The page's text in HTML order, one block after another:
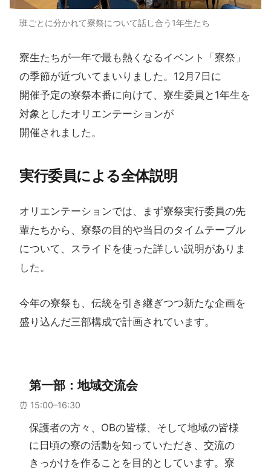
班ごとに分かれて寮祭について話し合う1年生たち
寮生たちが​一年で​最も​熱くなる​イベント​「寮祭」
の​季節が​近づいて​まいりました。​12月7日に​
開催予定の​寮祭本番に​向けて、​寮生委員と​1年生を​
対象とした​オリエンテーションが​
開催されました。​
実行委員に​よる​全体​説明
オリエンテーションでは、まず寮祭実行委員の先
輩たちから、寮祭の目的や当日のタイムテーブル
について、スライドを使った詳しい説明がありま
した。
今年の寮祭も、伝統を引き継ぎつつ新たな企画を
盛り込んだ三部構成で計画されています。
第一部：地域交流会
⏰ 15:00–16:30
保護者の方々、OBの皆様、そして地域の皆様
に日頃の寮の活動を知っていただき、交流の
きっかけを作ることを目的としています。寮